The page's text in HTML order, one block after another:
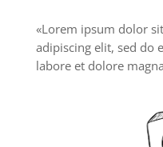
«Lorem ipsum dolor
adipiscing elit, sed do
labore et dolore